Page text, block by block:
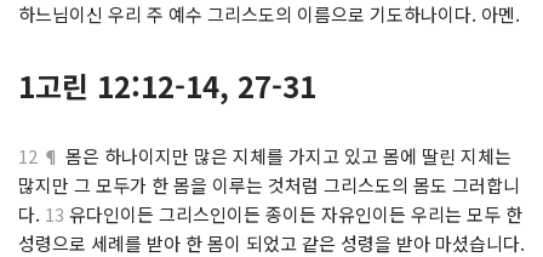
하느님이신 우리 주 예수 그리스도의 이름으로 기도하나이다. 아멘.
1고린 12:12-14, 27-31
12 ¶ 몸은 하나이지만 많은 지체를 가지고 있고 몸에 딸린 지체는
많지만 그 모두가 한 몸을 이루는 것처럼 그리스도의 몸도 그러합니
다. 13 유다인이든 그리스인이든 종이든 자유인이든 우리는 모두 한
성령으로 세례를 받아 한 몸이 되었고 같은 성령을 받아 마셨습니다.